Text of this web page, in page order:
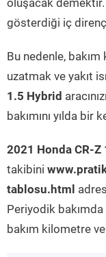
oluşacak demektir.
gösterdiği iç
Bu nedenle,
uzatmak ve yakıt
1.5 Hybrid
bakımını yılda bir
2021 Honda CR-Z
takibini
tablosu.html
Periyodik
bakım kilometre